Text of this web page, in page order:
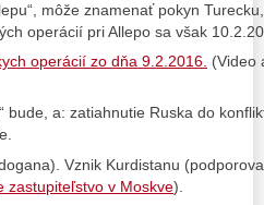
môže znamenať pokyn
operácií pri Allepo sa však
operácií zo dňa 9.2.2016. (Video
bude, a: zatiahnutie Ruska do
Vznik Kurdistanu
zastupiteľstvo v Moskve).